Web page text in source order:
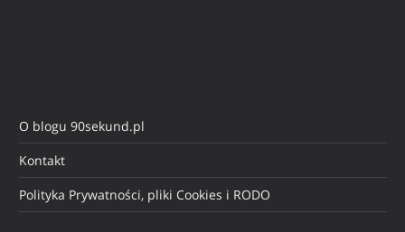
O blogu 90sekund.pl
Kontakt
Polityka Prywatności, pliki Cookies i RODO